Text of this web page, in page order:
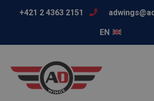
+421 2 4363 2151
EN